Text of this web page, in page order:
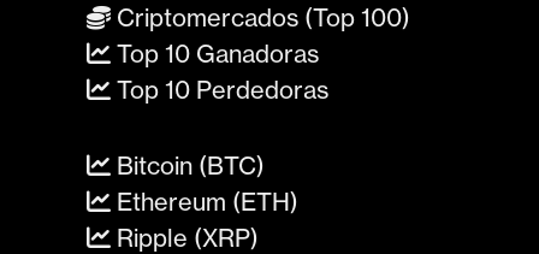
Criptomercados (Top 100)
Top 10 Ganadoras
Top 10 Perdedoras
Bitcoin (BTC)
Ethereum (ETH)
Ripple (XRP)